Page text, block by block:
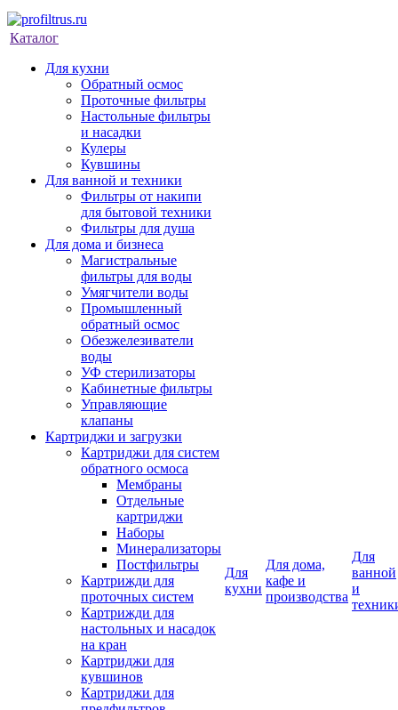
Каталог
Для кухни
Обратный осмос
Проточные фильтры
Настольные фильтры
и насадки
Кулеры
Кувшины
Для ванной и техники
Фильтры от накипи
для бытовой техники
Фильтры для душа
Для дома и бизнеса
Магистральные
фильтры для воды
Умягчители воды
Промышленный
обратный осмос
Обезжелезиватели
воды
УФ стерилизаторы
Кабинетные фильтры
Управляющие
клапаны
Картриджи и загрузки
Картриджи для систем
обратного осмоса
Мембраны
Отдельные
картриджи
Наборы
Минерализаторы
Постфильтры
Картрижди для
проточных систем
Картрижди для
настольных и насадок
на кран
Картриджи для
кувшинов
Картриджи для
Для
кухни
Для дома,
кафе и
производства
Для
ванной
и